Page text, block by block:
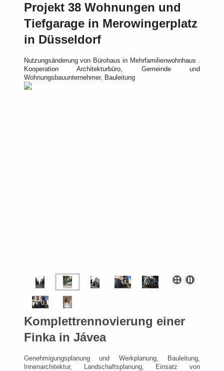
Projekt 38 Wohnungen und
Tiefgarage in Merowingerplatz
in Düsseldorf
Nutzungsänderung von Bürohaus in Mehrfamilienwohnhaus .
Kooperation Architekturbüro, Gemeinde und
Wohnungsbauunternehmer, Bauleitung
Komplettrennovierung einer
Finka in Jávea
Genehmigungsplanung und Werkplanung, Bauleitung,
Innenarchitektur, Landschaftsplanung, Einsatz von